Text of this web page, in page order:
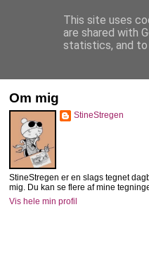
Om mig
StineStregen
StineStregen er en slags tegnet
mig. Du kan se flere af mine
Vis hele min profil
This site uses
are shared with
statistics, and to